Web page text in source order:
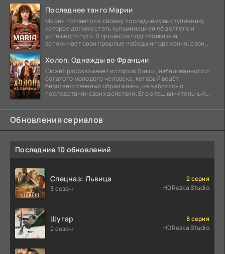
Последнее танго Марии
Мария готовится к своему последнему выступлению,
которое должно стать кульминацией её долгого и
успешного пути. В процессе подготовки она
вспоминает свои прошлые победы и поражения, свои
Холоп. Однажды во Франции
Сюжет рассказывает историю Гриши, избалованного и
богатого молодого человека, который ведёт
безответственный образ жизни, не заботясь о
последствиях своих действий. Его отец, влиятельный
Обновления сериалов
Последние 10 обновлений
Спецназ: Львица
3 сезон
2 серия
HDRezka Studio
Шугар
2 сезон
8 серия
HDRezka Studio